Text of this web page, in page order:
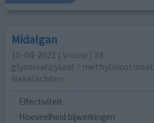
Midalgan
10-04-2021 | Vrouw | 24
glycolsalicylaat / methylnicotinaat
Nekklachten
Effectiviteit
Hoeveelheid bijwerkingen